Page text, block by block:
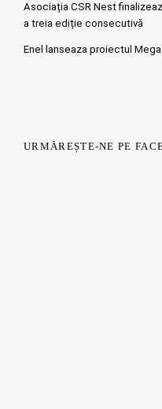
Asociația CSR Nest
a treia ediție consecutivă
Enel lanseaza proiectul Mega
URMĂREȘTE-NE PE